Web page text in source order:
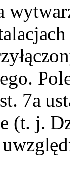
7a
(t. j.